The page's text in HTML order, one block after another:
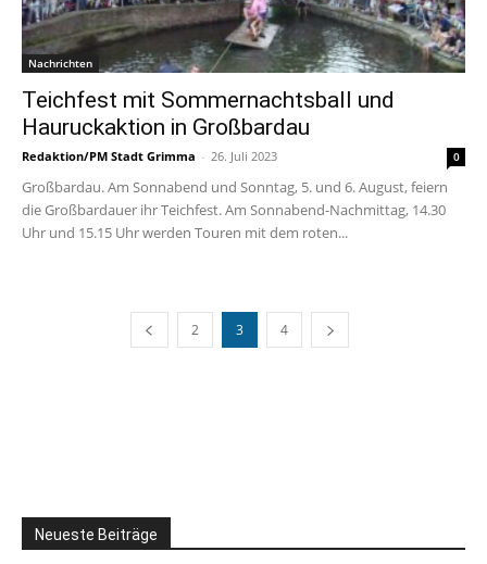
Nachrichten
Teichfest mit Sommernachtsball und
Hauruckaktion in Großbardau
Redaktion/PM Stadt Grimma - 26. Juli 2023 0
Großbardau. Am Sonnabend und Sonntag, 5. und 6. August, feiern
die Großbardauer ihr Teichfest. Am Sonnabend-Nachmittag, 14.30
Uhr und 15.15 Uhr werden Touren mit dem roten...
2 3 4
Neueste Beiträge